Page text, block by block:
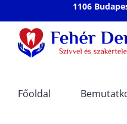
1106
Főoldal